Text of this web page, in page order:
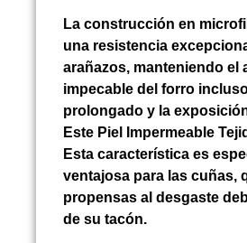
La construcción en
una resistencia
arañazos, manteniendo el
impecable del forro
prolongado y la
Este Piel Impermeable
Esta característica es
ventajosa para las cuñas,
propensas al desgaste
de su tacón.